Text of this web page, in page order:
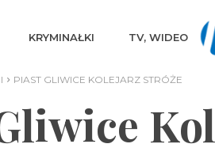
KRYMINAŁKI TV, WIDEO
PIAST GLIWICE KOLEJARZ STRÓŻE